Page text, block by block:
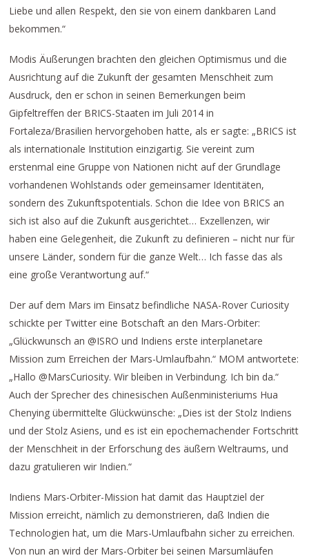
Liebe und allen Respekt, den sie von einem dankbaren Land
bekommen.“
Modis Äußerungen brachten den gleichen Optimismus und die
Ausrichtung auf die Zukunft der gesamten Menschheit zum
Ausdruck, den er schon in seinen Bemerkungen beim
Gipfeltreffen der BRICS-Staaten im Juli 2014 in
Fortaleza/Brasilien hervorgehoben hatte, als er sagte: „BRICS ist
als internationale Institution einzigartig. Sie vereint zum
erstenmal eine Gruppe von Nationen nicht auf der Grundlage
vorhandenen Wohlstands oder gemeinsamer Identitäten,
sondern des Zukunftspotentials. Schon die Idee von BRICS an
sich ist also auf die Zukunft ausgerichtet… Exzellenzen, wir
haben eine Gelegenheit, die Zukunft zu definieren – nicht nur für
unsere Länder, sondern für die ganze Welt… Ich fasse das als
eine große Verantwortung auf.“
Der auf dem Mars im Einsatz befindliche NASA-Rover Curiosity
schickte per Twitter eine Botschaft an den Mars-Orbiter:
„Glückwunsch an @ISRO und Indiens erste interplanetare
Mission zum Erreichen der Mars-Umlaufbahn.“ MOM antwortete:
„Hallo @MarsCuriosity. Wir bleiben in Verbindung. Ich bin da.“
Auch der Sprecher des chinesischen Außenministeriums Hua
Chenying übermittelte Glückwünsche: „Dies ist der Stolz Indiens
und der Stolz Asiens, und es ist ein epochemachender Fortschritt
der Menschheit in der Erforschung des äußern Weltraums, und
dazu gratulieren wir Indien.“
Indiens Mars-Orbiter-Mission hat damit das Hauptziel der
Mission erreicht, nämlich zu demonstrieren, daß Indien die
Technologien hat, um die Mars-Umlaufbahn sicher zu erreichen.
Von nun an wird der Mars-Orbiter bei seinen Marsumläufen